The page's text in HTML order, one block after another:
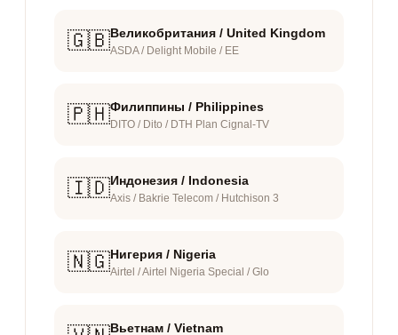
🇬🇧Великобритания / United Kingdom
ASDA / Delight Mobile / EE
🇵🇭Филиппины / Philippines
DITO / Dito / DTH Plan Cignal-TV
🇮🇩Индонезия / Indonesia
Axis / Bakrie Telecom / Hutchison 3
🇳🇬Нигерия / Nigeria
Airtel / Airtel Nigeria Special / Glo
Вьетнам / Vietnam